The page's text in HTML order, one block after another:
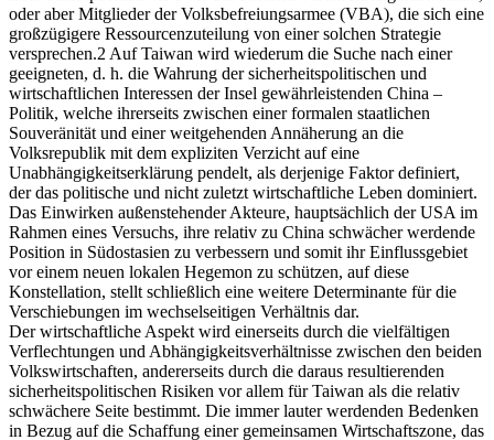
oder aber Mitglieder der Volksbefreiungsarmee (VBA), die sich eine
großzügigere Ressourcenzuteilung von einer solchen Strategie
versprechen.2 Auf Taiwan wird wiederum die Suche nach einer
geeigneten, d. h. die Wahrung der sicherheitspolitischen und
wirtschaftlichen Interessen der Insel gewährleistenden China –
Politik, welche ihrerseits zwischen einer formalen staatlichen
Souveränität und einer weitgehenden Annäherung an die
Volksrepublik mit dem expliziten Verzicht auf eine
Unabhängigkeitserklärung pendelt, als derjenige Faktor definiert,
der das politische und nicht zuletzt wirtschaftliche Leben dominiert.
Das Einwirken außenstehender Akteure, hauptsächlich der USA im
Rahmen eines Versuchs, ihre relativ zu China schwächer werdende
Position in Südostasien zu verbessern und somit ihr Einflussgebiet
vor einem neuen lokalen Hegemon zu schützen, auf diese
Konstellation, stellt schließlich eine weitere Determinante für die
Verschiebungen im wechselseitigen Verhältnis dar.
Der wirtschaftliche Aspekt wird einerseits durch die vielfältigen
Verflechtungen und Abhängigkeitsverhältnisse zwischen den beiden
Volkswirtschaften, andererseits durch die daraus resultierenden
sicherheitspolitischen Risiken vor allem für Taiwan als die relativ
schwächere Seite bestimmt. Die immer lauter werdenden Bedenken
in Bezug auf die Schaffung einer gemeinsamen Wirtschaftszone, das